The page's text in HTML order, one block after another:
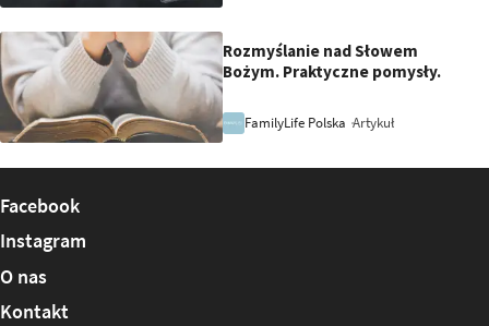
Rozmyślanie nad Słowem
Bożym. Praktyczne pomysły.
FamilyLife Polska Artykuł
Facebook
Instagram
O nas
Kontakt